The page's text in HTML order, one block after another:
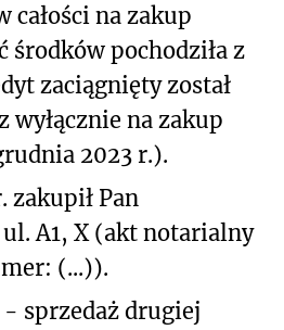
całości na zakup
środków pochodziła z
zaciągnięty został
wyłącznie na zakup
2023 r.).
zakupił Pan
A1, X (akt notarialny
(...)).
- sprzedaż drugiej